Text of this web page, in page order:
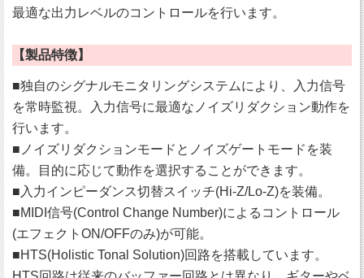
最適な出力レベルのコントロールを行います。
【製品特徴】
■独自のシグナルモニタリングシステムにより、入力信号
を常時監視。入力信号に最適なノイズリダクション動作を
行います。
■ノイズリダクションモードとノイズゲートモードを装
備。目的に応じて動作を選択することができます。
■入力インピーダンス切替スイッチ(Hi-Z/Lo-Z)を装備。
■MIDI信号(Control Change Number)によるコントロール
(エフェクトON/OFFのみ)が可能。
■HTS(Holistic Tonal Solution)回路を搭載しています。